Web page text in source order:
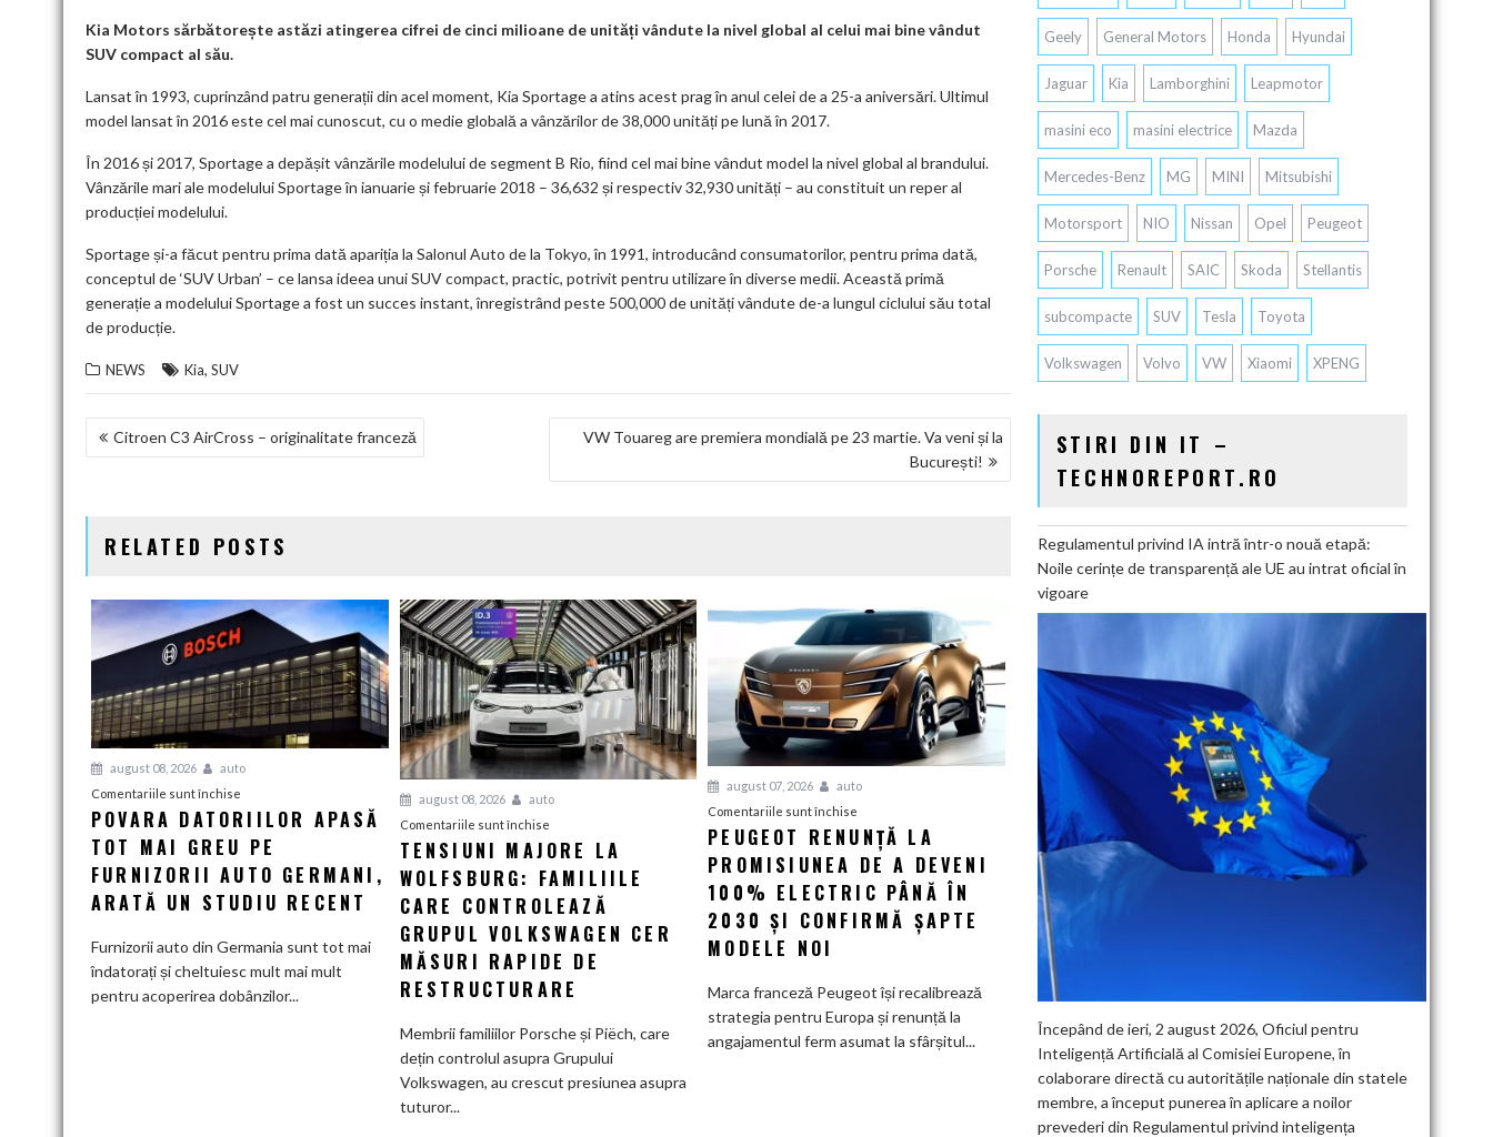
k
p
m
o
k
m
ar
Kia Motors sărbătorește astăzi atingerea cifrei de cinci milioane de unități vândute la nivel global al celui mai bine vândut
SUV compact al său.
Lansat în 1993, cuprinzând patru generații din acel moment, Kia Sportage a atins acest prag în anul celei de a 25-a aniversări. Ultimul
model lansat în 2016 este cel mai cunoscut, cu o medie globală a vânzărilor de 38,000 unități pe lună în 2017.
În 2016 și 2017, Sportage a depășit vânzările modelului de segment B Rio, fiind cel mai bine vândut model la nivel global al brandului.
Vânzările mari ale modelului Sportage în ianuarie și februarie 2018 – 36,632 și respectiv 32,930 unități – au constituit un reper al
producției modelului.
Sportage și-a făcut pentru prima dată apariția la Salonul Auto de la Tokyo, în 1991, introducând consumatorilor, pentru prima dată,
conceptul de ‘SUV Urban’ – ce lansa ideea unui SUV compact, practic, potrivit pentru utilizare în diverse medii. Această primă
generație a modelului Sportage a fost un succes instant, înregistrând peste 500,000 de unități vândute de-a lungul ciclului său total
de producție.
NEWS Kia, SUV
NAVIGARE
Citroen C3 AirCross – originalitate franceză
VW Touareg are premiera mondială pe 23 martie. Va veni și la
București!
RELATED POSTS
august 08, 2026
auto
Comentariile sunt închise
Povara
datoriilor
apasă
mai
furnizorii
POVARA DATORIILOR APASĂ
TOT MAI GREU PE
FURNIZORII AUTO GERMANI,
ARATĂ UN STUDIU RECENT
Furnizorii auto din Germania sunt tot mai
îndatorați și cheltuiesc mult mai mult
pentru acoperirea dobânzilor...
august 08, 2026
auto
Comentariile sunt închisepentru
Tensiuni
majore
la
Familiile
care
controlează
Volkswagen
cer
măsuri
TENSIUNI MAJORE LA
WOLFSBURG: FAMILIILE
CARE CONTROLEAZĂ
GRUPUL VOLKSWAGEN CER
MĂSURI RAPIDE DE
RESTRUCTURARE
Membrii familiilor Porsche și Piëch, care
dețin controlul asupra Grupului
Volkswagen, au crescut presiunea asupra
tuturor...
august 07, 2026
auto
Comentariile sunt închise
Peugeot
renunță
la
promisiunea
de
100%
electric
PEUGEOT RENUNȚĂ LA
PROMISIUNEA DE A DEVENI
100% ELECTRIC PÂNĂ ÎN
2030 ȘI CONFIRMĂ ȘAPTE
MODELE NOI
Marca franceză Peugeot își recalibrează
strategia pentru Europa și renunță la
angajamentul ferm asumat la sfârșitul...
Geely General Motors Honda Hyundai
Jaguar Kia Lamborghini Leapmotor
masini eco masini electrice Mazda
Mercedes-Benz MG MINI Mitsubishi
Motorsport NIO Nissan Opel Peugeot
Porsche Renault SAIC Skoda Stellantis
subcompacte SUV Tesla Toyota
Volkswagen Volvo VW Xiaomi XPENG
STIRI DIN IT –
TECHNOREPORT.RO
Regulamentul privind IA intră într-o nouă etapă:
Noile cerințe de transparență ale UE au intrat oficial în
vigoare
Începând de ieri, 2 august 2026, Oficiul pentru
Inteligență Artificială al Comisiei Europene, în
colaborare directă cu autoritățile naționale din statele
membre, a început punerea în aplicare a noilor
prevederi din Regulamentul privind inteligența